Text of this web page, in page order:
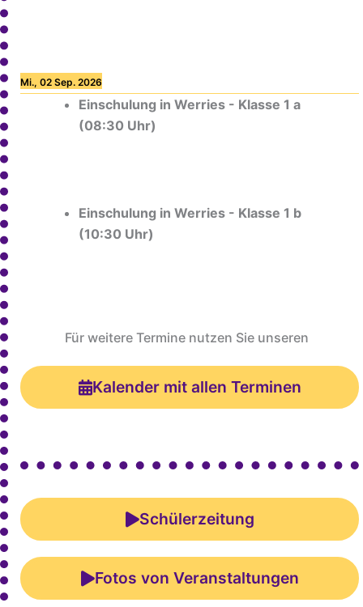
Mi., 02 Sep. 2026
Einschulung in Werries - Klasse 1 a
(08:30 Uhr)
Einschulung in Werries - Klasse 1 b
(10:30 Uhr)
Für weitere Termine nutzen Sie unseren
Kalender mit allen Terminen
Schülerzeitung
Fotos von Veranstaltungen